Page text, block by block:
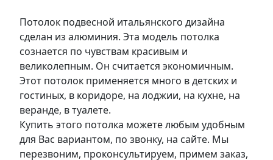
Потолок подвесной итальянского дизайна
сделан из алюминия. Эта модель потолка
сознается по чувствам красивым и
великолепным. Он считается экономичным.
Этот потолок применяется много в детских и
гостиных, в коридоре, на лоджии, на кухне, на
веранде, в туалете.
Купить этого потолка можете любым удобным
для Вас вариантом, по звонку, на сайте. Мы
перезвоним, проконсультируем, примем заказ,